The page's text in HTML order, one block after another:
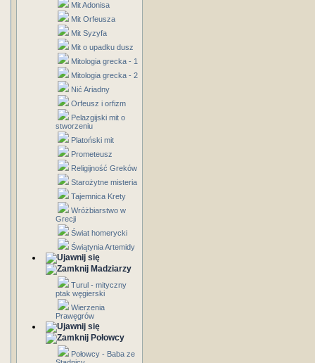
Mit Adonisa
Mit Orfeusza
Mit Syzyfa
Mit o upadku dusz
Mitologia grecka - 1
Mitologia grecka - 2
Nić Ariadny
Orfeusz i orfizm
Pelazgijski mit o
stworzeniu
Platoński mit
Prometeusz
Religijność Greków
Starożytne misteria
Tajemnica Krety
Wróżbiarstwo w
Grecji
Świat homerycki
Świątynia Artemidy
Madziarzy
Turul - mityczny
ptak węgierski
Wierzenia
Prawęgrów
Połowcy
Połowcy - Baba ze